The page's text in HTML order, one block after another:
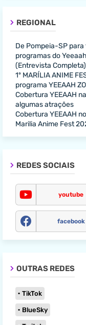
REGIONAL
De Pompeia-SP
programas do
(Entrevista Completa)
1º MARÍLIA ANIME
programa YEEAAH
Cobertura YEEAAH
algumas atrações
Cobertura YEEAAH
Marilia Anime Fest
REDES SOCIAIS
youtube
facebook
OUTRAS REDES
TikTok
BlueSky